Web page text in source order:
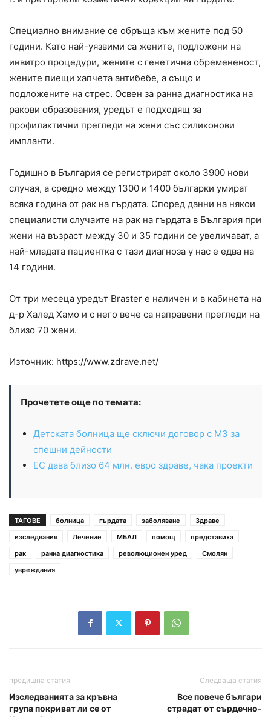
Специално внимание се обръща към жените под 50
години. Като най-уязвими са жените, подложени на
инвитро процедури, жените с генетична обремененост,
жените пиещи хапчета антибебе, а също и
подложените на стрес. Освен за ранна диагностика на
ракови образования, уредът е подходящ за
профилактични прегледи на жени със силиконови
импланти.
Годишно в България се регистрират около 3900 нови
случая, а средно между 1300 и 1400 българки умират
всяка година от рак на гърдата. Според данни на някои
специалисти случаите на рак на гърдата в България при
жени на възраст между 30 и 35 години се увеличават, а
най-младата пациентка с тази диагноза у нас е едва на
14 години.
От три месеца уредът Braster е наличен и в кабинета на
д-р Халед Хамо и с него вече са направени прегледи на
близо 70 жени.
Източник: https://www.zdrave.net/
Прочетете още по темата:
Детската болница ще сключи договор с МЗ за
спешни дейности
ЕС дава близо 64 млн. евро здраве, чака проекти
ТАГОВЕ болница гърдата заболяване
Здраве
изследвания
Лечение МБАЛ помощ
представиха
рак
ранна диагностика революционен уред
Смолян
увреждания
предишна статия
Изследванията за кръвна
група покриват ли се от
Следваща статия
Все повече българи
страдат от сърдечно-